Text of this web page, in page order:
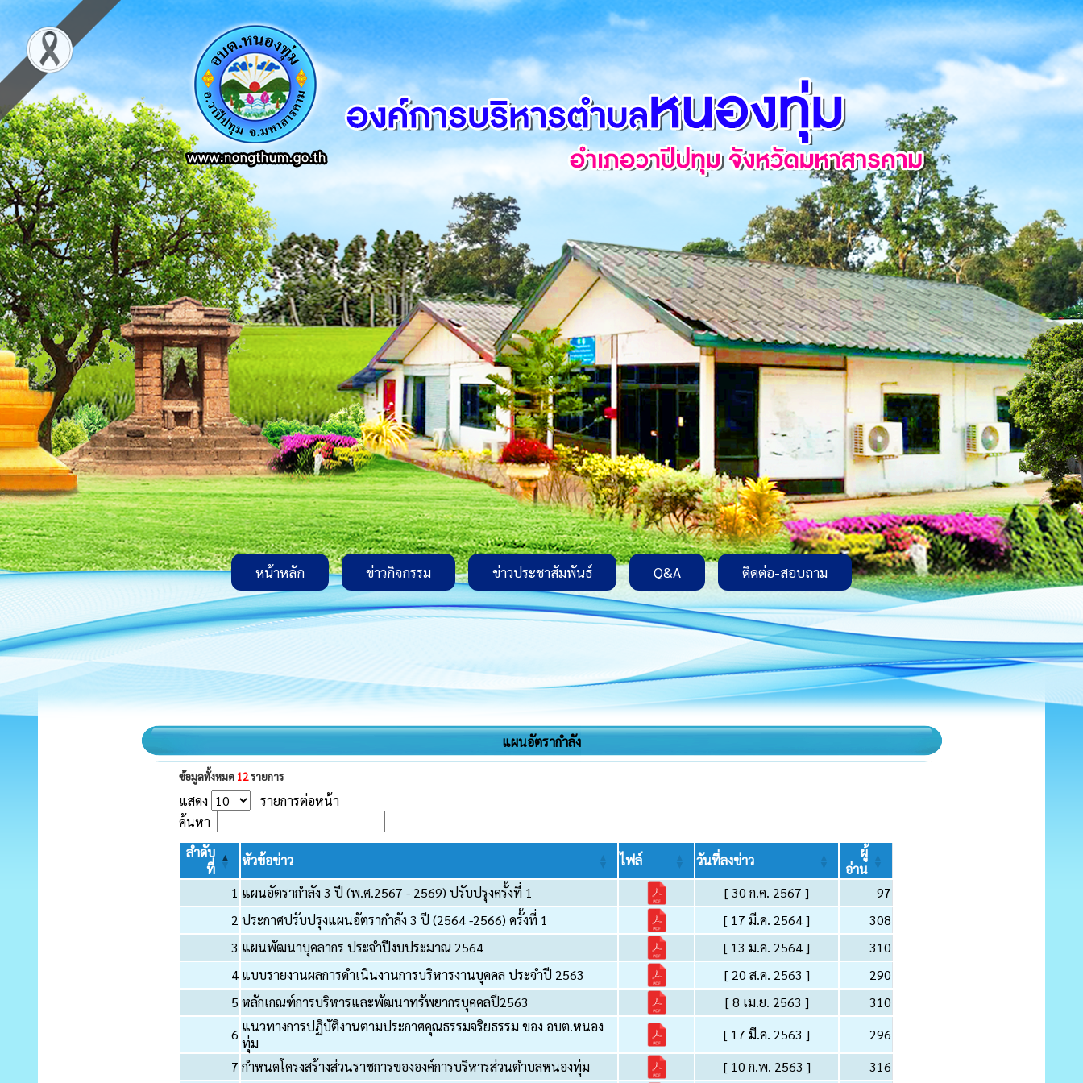
หน้าหลัก ข่าวกิจกรรม ข่าวประชาสัมพันธ์ Q&A ติดต่อ-สอบถาม
แผนอัตรากำลัง
ข้อมูลทั้งหมด 12รายการ
แสดง
รายการต่อหน้า
ค้นหา
ลำดับ
ที่
หัวข้อข่าว ไฟล์ วันที่ลงข่าว
ผู้
อ่าน
1 แผนอัตรากำลัง 3 ปี (พ.ศ.2567 - 2569) ปรับปรุงครั้งที่ 1 [ 30 ก.ค. 2567 ]
97
2 ประกาศปรับปรุงแผนอัตรากำลัง 3 ปี (2564 -2566) ครั้งที่ 1 [ 17 มี.ค. 2564 ]
308
3 แผนพัฒนาบุคลากร ประจำปีงบประมาณ 2564 [ 13 ม.ค. 2564 ]
310
4 แบบรายงานผลการดำเนินงานการบริหารงานบุคคล ประจำปี 2563 [ 20 ส.ค. 2563 ]
290
5 หลักเกณฑ์การบริหารและพัฒนาทรัพยากรบุคคลปี2563 [ 8 เม.ย. 2563 ]
310
6 แนวทางการปฏิบัติงานตามประกาศคุณธรรมจริยธรรม ของ อบต.หนอง
ทุ่ม
[ 17 มี.ค. 2563 ]
296
7 กำหนดโครงสร้างส่วนราชการขององค์การบริหารส่วนตำบลหนองทุ่ม [ 10 ก.พ. 2563 ] 316